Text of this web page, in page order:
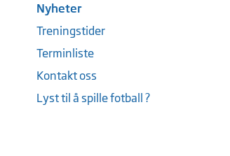
Nyheter
Treningstider
Terminliste
Kontakt oss
Lyst til å spille fotball ?